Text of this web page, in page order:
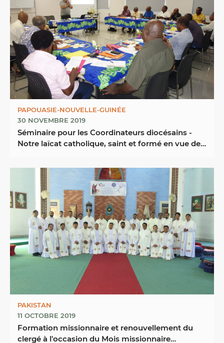
PAPOUASIE-NOUVELLE-GUINÉE
30 NOVEMBRE 2019
Séminaire pour les Coordinateurs diocésains -
Notre laïcat catholique, saint et formé en vue de
PAKISTAN
11 OCTOBRE 2019
Formation missionnaire et renouvellement du
clergé à l'occasion du Mois missionnaire